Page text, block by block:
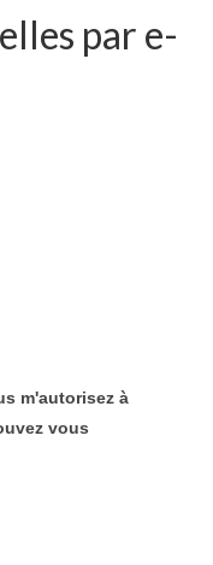
par e-
m'autorisez à
vous